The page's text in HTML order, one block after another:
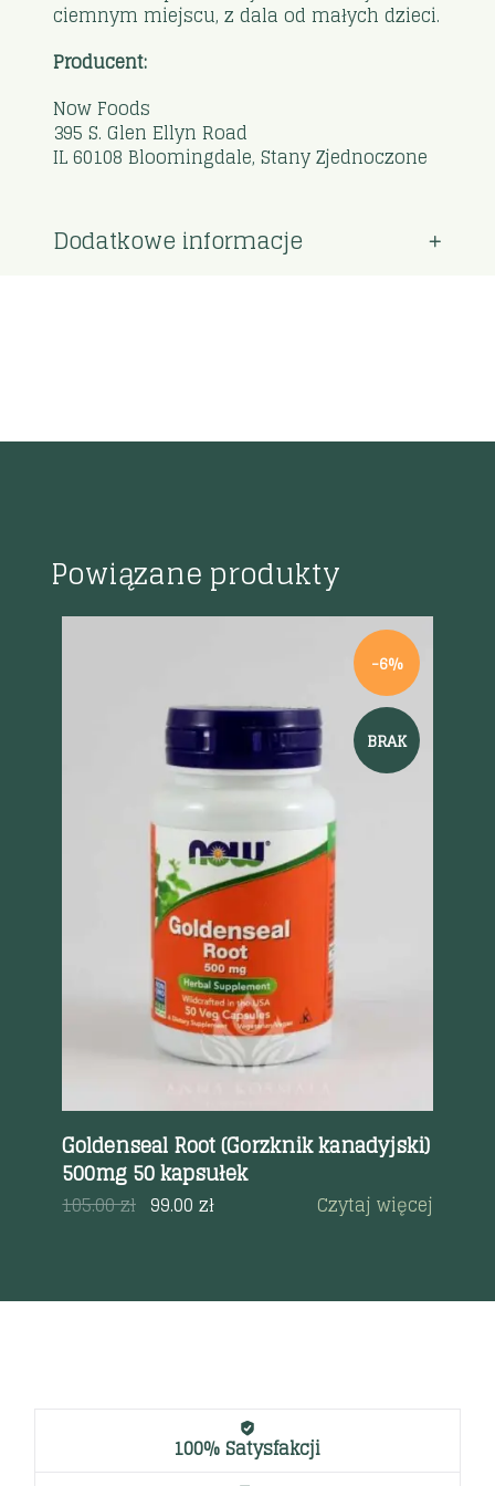
ciemnym miejscu, z dala od małych dzieci.
Producent:
Now Foods
395 S. Glen Ellyn Road
IL 60108 Bloomingdale, Stany Zjednoczone
Dodatkowe informacje
Powiązane produkty
-6%
BRAK
Szybki podgląd
Goldenseal Root (Gorzknik kanadyjski)
500mg 50 kapsułek
105.00zł 99.00zł Czytaj więcej
100% Satysfakcji